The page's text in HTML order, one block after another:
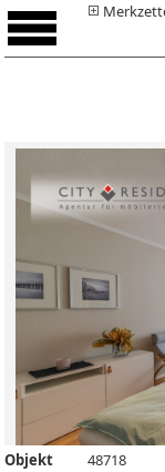
Objekt
48718